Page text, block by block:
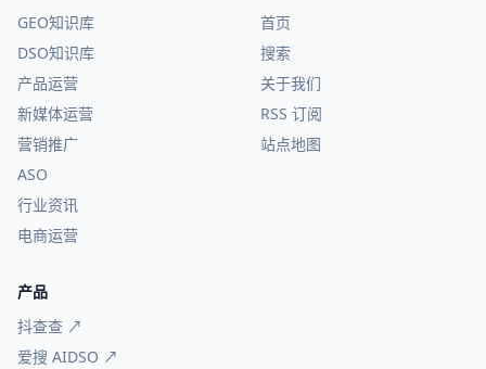
GEO知识库
DSO知识库
产品运营
新媒体运营
营销推广
ASO
行业资讯
电商运营
首页
搜索
关于我们
RSS 订阅
站点地图
产品
抖查查 ↗
爱搜 AIDSO ↗